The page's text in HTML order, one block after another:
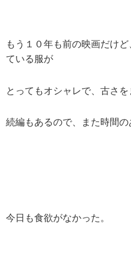
もう１０年も前の映画だけ
ている服が
とってもオシャレで、古さを
続編もあるので、また時間の
今日も食欲がなかった。